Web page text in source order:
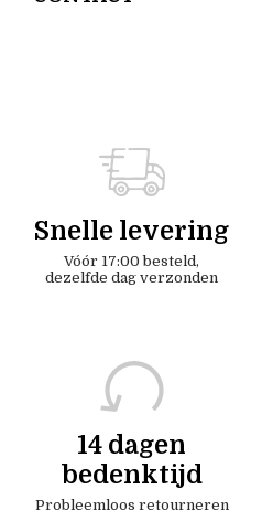
Snelle levering
Vóór 17:00 besteld,
dezelfde dag verzonden
14 dagen
bedenktijd
Probleemloos retourneren